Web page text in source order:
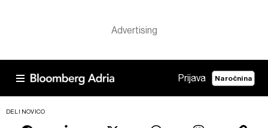
Prijava Naročnina
DELI NOVICO